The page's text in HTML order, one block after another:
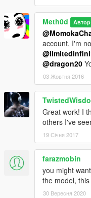
Meth0d Автор
account, I'm
@dragon20
03 Жовтня 2016
Great work! I
others I've
19 Січня 2017
farazmobin
you might
the model,
30 Вересня 2020